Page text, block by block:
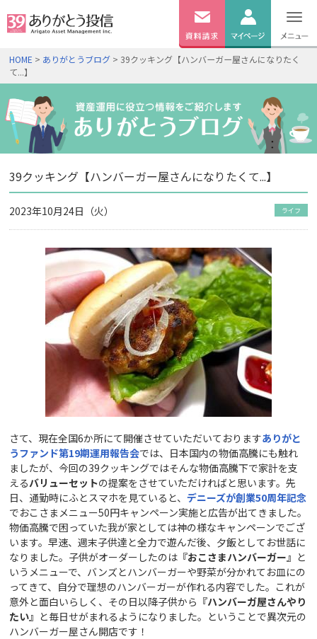
無料資料
口座開設
ログイン
HOME > ありがとうブログ > 39クッキング【ハンバーガー屋さんになりたく
て...】
39クッキング【ハンバーガー屋さんになりたくて...】
2023年10月24日（火） ライフ
さて、現在全国6か所にて開催させていただいておりますありがと
うファンド第19期運用報告会では、日本国内の物価高騰にも触れ
ましたが、今回の39クッキングではそんな物価高騰下で家計を支
えるバリューセットの提案をさせていただければと思います。先
日、通勤時にふとスマホを見ていると、デニーズが創業50周年記念
でおこさまメニュー50円キャンペーン実施と広告が出てきました。
物価高騰で困っていた我が家としては神の様なキャンペーンでござ
います。早速、週末子供達と全力で遊んだ後、夕飯としてお世話に
なりました。子供がオーダーしたのは 『おこさまハンバーガー』 と
いうメニューで、バンズとハンバーガーや野菜が分かれてお皿にの
ってきて、自分で理想のハンバーガーが作れる内容でした。これが
意外と面白いらしく、その日以降子供から 『ハンバーガ屋さんやり
たい』 と毎日せがまれるようになりました。ということで異次元の
ハンバーガー屋さん開店です！